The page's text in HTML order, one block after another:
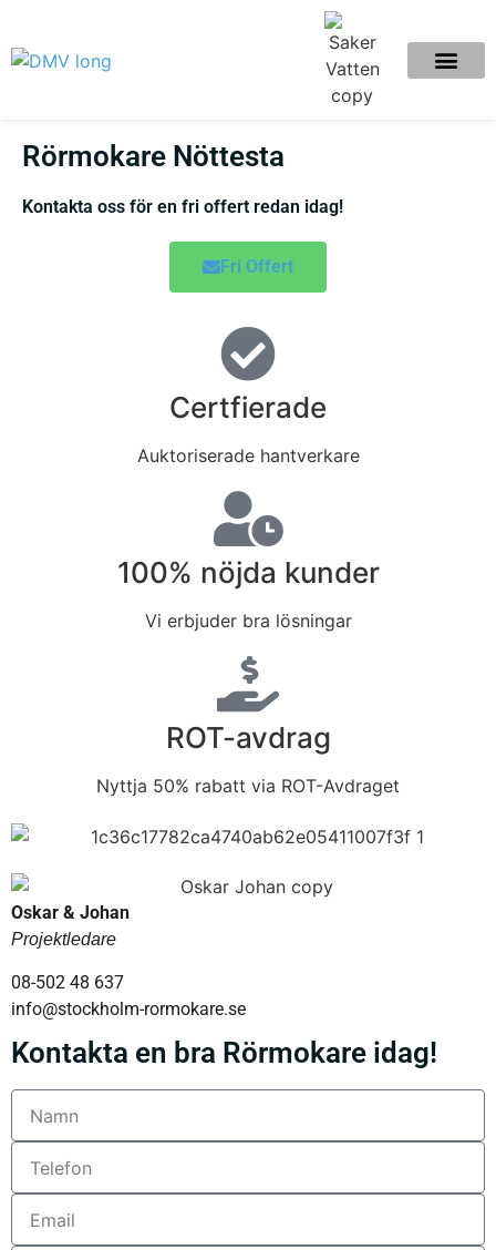
Rörmokare Nöttesta
Kontakta oss för en fri offert redan idag!
Fri Offert
Certfierade
Auktoriserade hantverkare
100% nöjda kunder
Vi erbjuder bra lösningar
ROT-avdrag
Nyttja 50% rabatt via ROT-Avdraget
Oskar & Johan
Projektledare
08-502 48 637
info@stockholm-rormokare.se
Kontakta en bra Rörmokare idag!